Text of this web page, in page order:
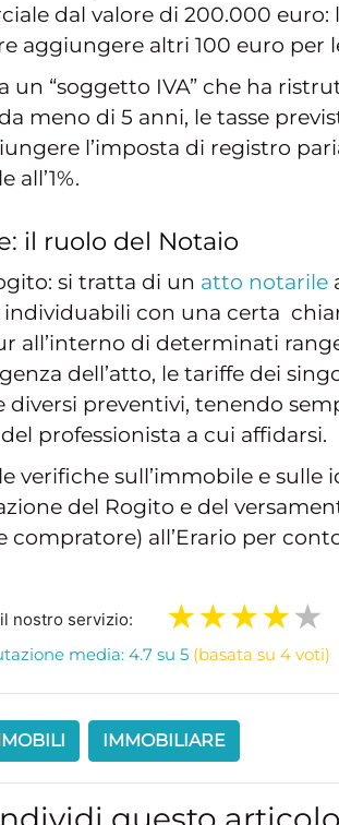
dal valore di 200.000 euro:
aggiungere altri 100 euro per
un “soggetto IVA” che ha
meno di 5 anni, le tasse
l’imposta di registro
all’1%.
il ruolo del Notaio
si tratta di un atto notarile
con una certa
all’interno di determinati
dell’atto, le tariffe dei
preventivi, tenendo
professionista a cui affidarsi.
verifiche sull’immobile e
del Rogito e del
compratore) all’Erario per
nostro servizio:
media: 4.7 su 5 (basata su 4 voti)
IMMOBILIARE